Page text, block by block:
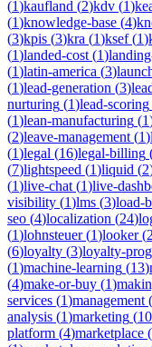
(1)kaufland (2)kdv (1)
(1)knowledge-base (4)
(3)kpis (3)kra (1)ksef(1)
(1)landed-cost (1)
(1)latin-america (3)
(1)lead-generation (3)
nurturing (1)lead-scoring
(1)lean-manufacturing (1
(2)leave-management (1)
(1)legal (16)legal-billing
(7)lightspeed (1)liquid (2
(1)live-chat (1)live-
visibility (1)lms (3)load-
seo (4)localization (24)
(1)lohnsteuer(1)looker(2
(6)loyalty (3)loyalty-
(1)machine-learning (13)
(4)make-or-buy (1)
services (1)management (
analysis (1)marketing (10
platform (4)marketplace (